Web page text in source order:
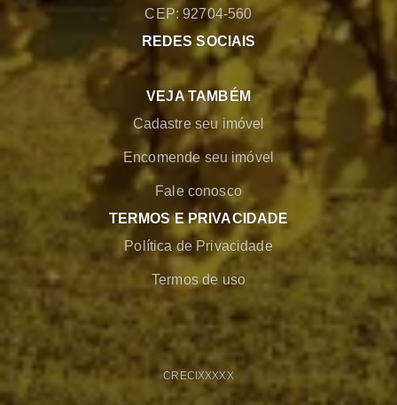
CEP: 92704-560
REDES SOCIAIS
VEJA TAMBÉM
Cadastre seu imóvel
Encomende seu imóvel
Fale conosco
TERMOS E PRIVACIDADE
Política de Privacidade
Termos de uso
CRECIXXXXX